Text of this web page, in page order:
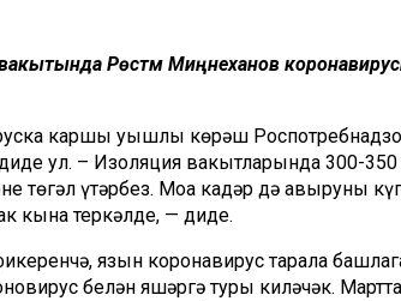
вакытында Рөстәм Миңнеханов
каршы уңышлы көрәш
ул. – Изоляция вакытларында 300-350
төгәл үтәрбез. Моңа кадәр дә
кына теркәлде, — диде.
язын коронавирус тарала
белән яшәргә туры киләчәк.